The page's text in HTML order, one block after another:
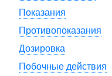
Показания
Противопоказания
Дозировка
Побочные действия